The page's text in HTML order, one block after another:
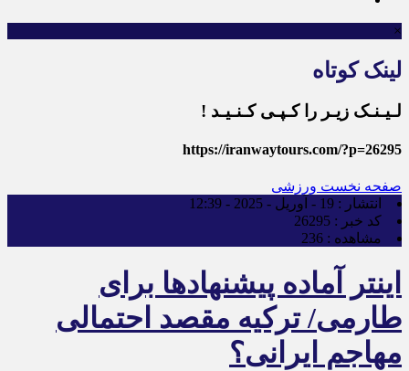
×
لینک کوتاه
لـیـنـک زیـر را کـپـی کـنـیـد !
https://iranwaytours.com/?p=26295
صفحه نخست ورزشی
انتشار : 19 - آوریل - 2025 - 12:39
کد خبر : 26295
مشاهده : 236
اینتر آماده پیشنهادها برای
طارمی/ ترکیه مقصد احتمالی
مهاجم ایرانی؟